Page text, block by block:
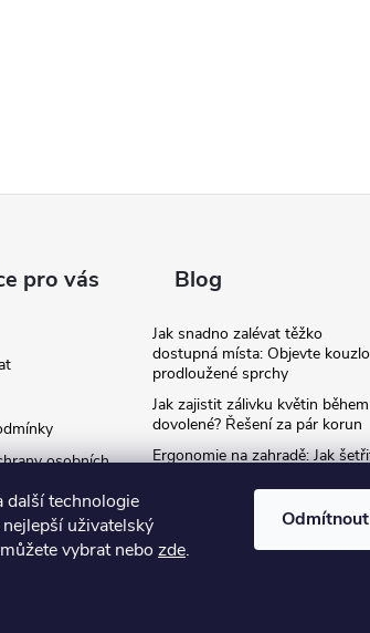
další technologie
uživatelský
vybrat nebo zde.
Odmítnout
pro vás
osobních
Blog
Jak snadno zalévat těžko
dostupná místa: Objevte kouzlo
prodloužené sprchy
Jak zajistit zálivku květin během
dovolené? Řešení za pár korun
Ergonomie na zahradě: Jak